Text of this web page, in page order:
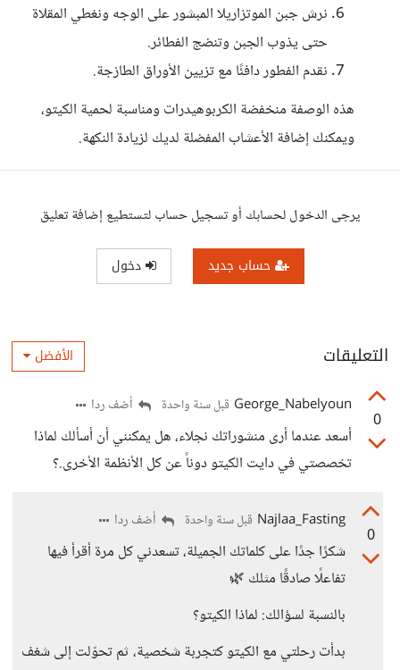
نرش جبن الموتزاريلا المبشور على الوجه ونغطي المقلاة
حتى يذوب الجبن وتنضج الفطائر.
نقدم الفطور دافئًا مع تزيين الأوراق الطازجة.
هذه الوصفة منخفضة الكربوهيدرات ومناسبة لحمية الكيتو،
ويمكنك إضافة الأعشاب المفضلة لديك لزيادة النكهة.
يرجى الدخول لحسابك أو تسجيل حساب لتستطيع إضافة تعليق
حساب جديد دخول
التعليقات الأفضل
0
George_Nabelyoun قبل سنة واحدة أضف ردا
أسعد عندما أرى منشوراتك نجلاء، هل يمكنني أن أسألك لماذا
تخصصتي في دايت الكيتو دوناً عن كل الأنظمة الأخرى.؟
0
Najlaa_Fasting قبل سنة واحدة أضف ردا
شكرًا جدًا على كلماتك الجميلة، تسعدني كل مرة أقرأ فيها
تفاعلًا صادقًا مثلك 🌿
بالنسبة لسؤالك: لماذا الكيتو؟
بدأت رحلتي مع الكيتو كتجربة شخصية، ثم تحوّلت إلى شغف